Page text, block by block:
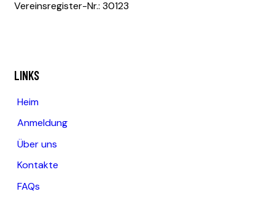
Vereinsregister-Nr.: 30123
LINKS
Heim
Anmeldung
Über uns
Kontakte
FAQs